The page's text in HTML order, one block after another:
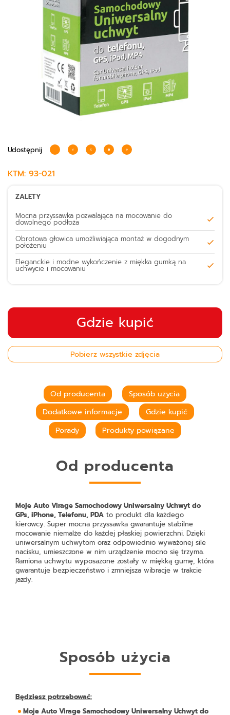
Udostępnij
KTM: 93-021
ZALETY
Mocna przyssawka pozwalająca na mocowanie do
dowolnego podłoża
Obrotowa głowica umożliwiająca montaż w dogodnym
położeniu
Eleganckie i modne wykończenie z miękka gumką na
uchwycie i mocowaniu
Gdzie kupić
Pobierz wszystkie zdjęcia
Od producenta
Sposób użycia
Dodatkowe informacje
Gdzie kupić
Porady
Produkty powiązane
Od producenta
Moje Auto Virage Samochodowy Uniwersalny Uchwyt do
GPs, iPhone, Telefonu, PDA to produkt dla każdego
kierowcy. Super mocna przyssawka gwarantuje stabilne
mocowanie niemalże do każdej płaskiej powierzchni. Dzięki
uniwersalnym uchwytom oraz odpowiednio wyważonej sile
nacisku, umieszczone w nim urządzenie mocno się trzyma.
Ramiona uchwytu wyposażone zostały w miękką gumę, która
gwarantuje bezpieczeństwo i zmniejsza wibracje w trakcie
jazdy.
Sposób użycia
Będziesz potrzebować:
Moje Auto Virage Samochodowy Uniwersalny Uchwyt do